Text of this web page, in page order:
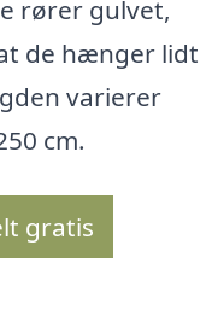
rører gulvet,
de hænger lidt
varierer
cm.
gratis